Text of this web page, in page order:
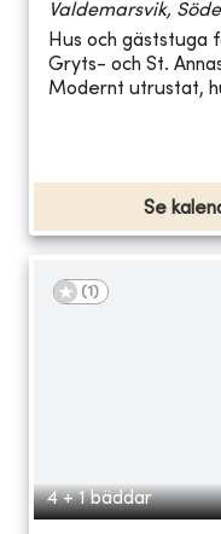
Valdemarsvik,
Hus och gäststuga
Gryts- och St.
Modernt utrustat,
Se
(1 )
4 + 1 bäddar